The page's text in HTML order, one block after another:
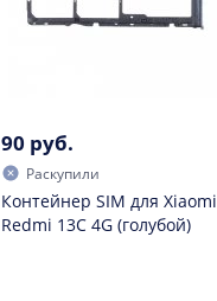
90 руб.
Раскупили
Контейнер SIM для Xiaomi
Redmi 13C 4G (голубой)